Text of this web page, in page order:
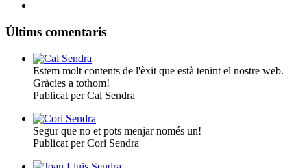
Últims comentaris
Estem molt contents de l'èxit que està tenint el nostre web.
Gràcies a tothom!
Publicat per Cal Sendra
Segur que no et pots menjar només un!
Publicat per Cori Sendra